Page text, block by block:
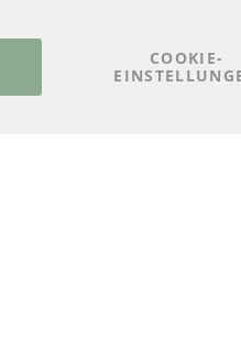
COOKIE-